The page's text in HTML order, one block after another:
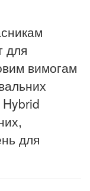
для
вимогам
Hybrid
для